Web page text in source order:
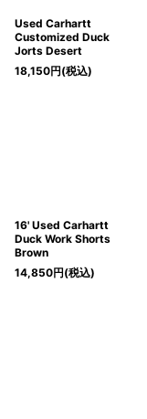
Used Carhartt
Customized Duck
Jorts Desert
18,150円(税込)
16' Used Carhartt
Duck Work Shorts
Brown
14,850円(税込)